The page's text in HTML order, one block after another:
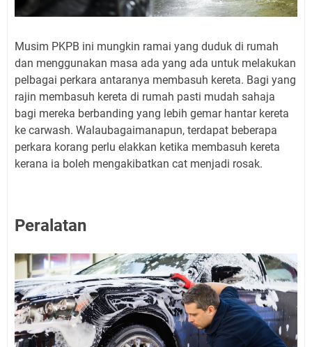
Musim PKPB ini mungkin ramai yang duduk di rumah
dan menggunakan masa ada yang ada untuk melakukan
pelbagai perkara antaranya membasuh kereta. Bagi yang
rajin membasuh kereta di rumah pasti mudah sahaja
bagi mereka berbanding yang lebih gemar hantar kereta
ke carwash. Walaubagaimanapun, terdapat beberapa
perkara korang perlu elakkan ketika membasuh kereta
kerana ia boleh mengakibatkan cat menjadi rosak.
Peralatan